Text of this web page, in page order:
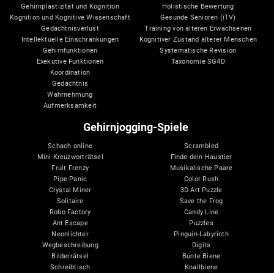
Gehirnplastizität und Kognition
Kognition und Kognitive Wissenschaft
Gedächtnisverlust
Intellektuelle Einschränkungen
Gehirnfunktionen
Exekutive Funktionen
Koordination
Gedächtnis
Wahrnehmung
Aufmerksamkeit
Holistische Bewertung
Gesunde Senioren (iTV)
Training von älteren Erwachsenen
Kognitiver Zustand älterer Menschen
Systematische Revision
Taxonomie SG4D
Gehirnjogging-Spiele
Schach online
Mini-Kreuzworträtsel
Fruit Frenzy
Pipe Panic
Crystal Miner
Solitaire
Robo Factory
Ant Escape
Neonlichter
Wegbeschreibung
Bilderrätsel
Schreibtisch
Scrambled
Finde dein Haustier
Musikalische Paare
Color Rush
3D Art Puzzle
Save the Frog
Candy Line
Puzzles
Pinguin-Labyrinth
Digits
Bunte Biene
Knallbiene